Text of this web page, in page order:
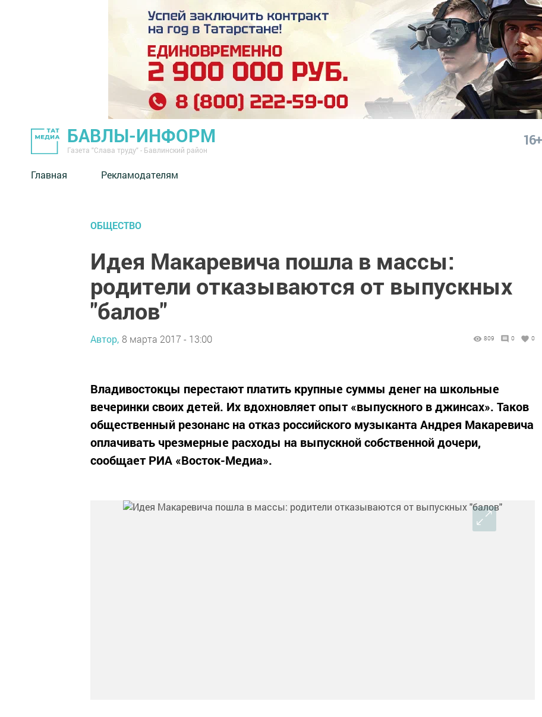
БАВЛЫ-ИНФОРМ
Газета "Слава труду" - Бавлинский район
16+
Главная Рекламодателям
ОБЩЕСТВО
Идея Макаревича пошла в массы:
родители отказываются от выпускных
"балов"
Автор, 8 марта 2017 - 13:00 809 0 0
Владивостокцы перестают платить крупные суммы денег на школьные
вечеринки своих детей. Их вдохновляет опыт «выпускного в джинсах». Таков
общественный резонанс на отказ российского музыканта Андрея Макаревича
оплачивать чрезмерные расходы на выпускной собственной дочери,
сообщает РИА «Восток-Медиа».